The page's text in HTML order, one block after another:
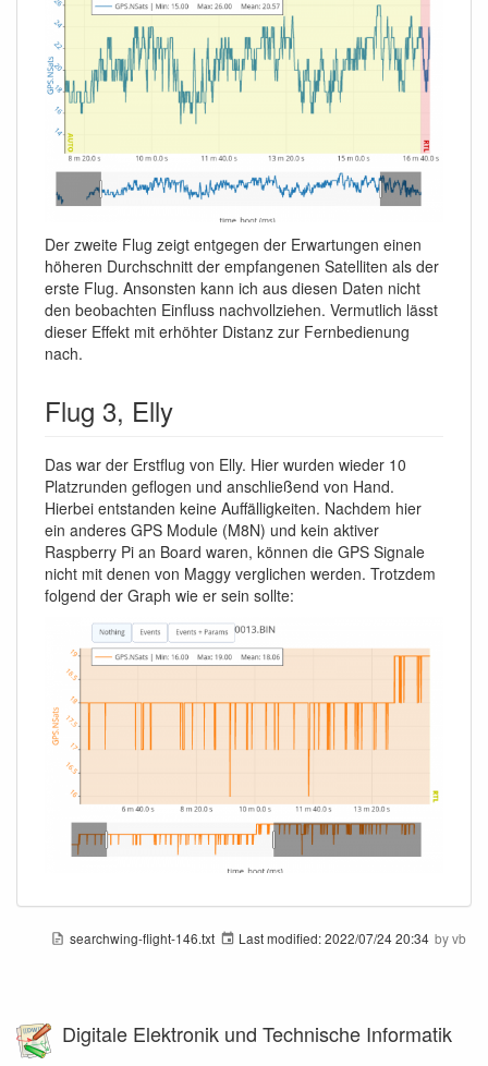
Der zweite Flug zeigt entgegen der Erwartungen einen
höheren Durchschnitt der empfangenen Satelliten als der
erste Flug. Ansonsten kann ich aus diesen Daten nicht
den beobachten Einfluss nachvollziehen. Vermutlich lässt
dieser Effekt mit erhöhter Distanz zur Fernbedienung
nach.
Flug 3, Elly
Das war der Erstflug von Elly. Hier wurden wieder 10
Platzrunden geflogen und anschließend von Hand.
Hierbei entstanden keine Auffälligkeiten. Nachdem hier
ein anderes GPS Module (M8N) und kein aktiver
Raspberry Pi an Board waren, können die GPS Signale
nicht mit denen von Maggy verglichen werden. Trotzdem
folgend der Graph wie er sein sollte:
searchwing-flight-146.txt Last modified:2022/07/24 20:34 byvb
Digitale Elektronik und Technische Informatik